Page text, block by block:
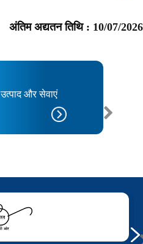
अंतिम अद्यतन तिथि : 10/07/2026
उत्पाद और सेवाएं